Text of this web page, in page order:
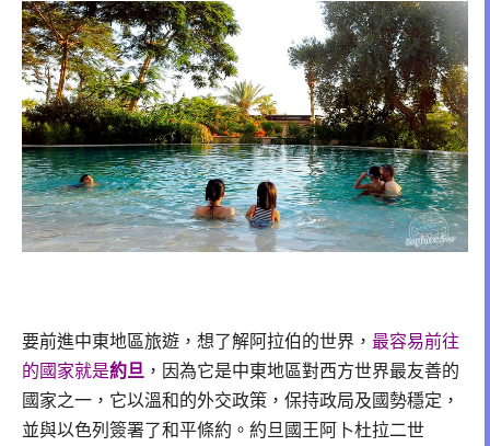
要前進中東地區旅遊，想了解阿拉伯的世界， 最容易前往
的國家就是約旦 ，因為它是中東地區對西方世界最友善的
國家之一，它以溫和的外交政策，保持政局及國勢穩定，
並與以色列簽署了和平條約。約旦國王阿卜杜拉二世